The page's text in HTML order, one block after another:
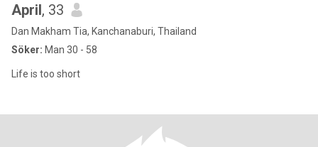
April, 33
Dan Makham Tia, Kanchanaburi, Thailand
Söker: Man 30 - 58
Life is too short